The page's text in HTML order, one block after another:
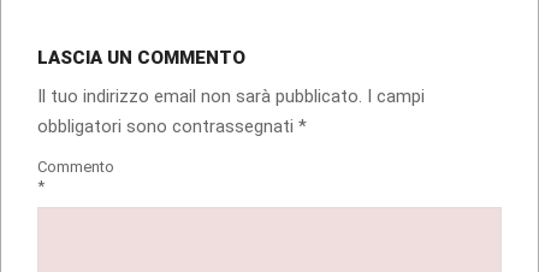
LASCIA UN COMMENTO
Il tuo indirizzo email non sarà pubblicato. I campi
obbligatori sono contrassegnati *
Commento
*